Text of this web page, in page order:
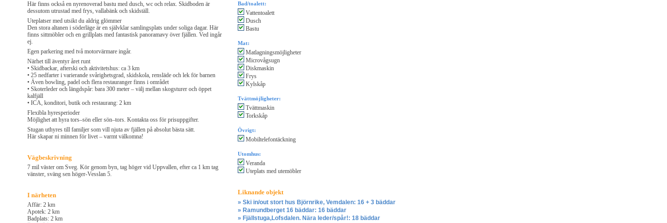
Här finns också en nyrenoverad bastu med dusch, wc och relax. Skidboden är
dessutom utrustad med frys, vallabänk och skidställ.
Uteplatser med utsikt du aldrig glömmer
Den stora altanen i söderläge är en självklar samlingsplats under soliga dagar. Här
finns sittmöbler och en grillplats med fantastisk panoramavy över fjällen. Ved ingår
ej.
Egen parkering med två motorvärmare ingår.
Närhet till äventyr året runt
• Skidbackar, afterski och aktivitetshus: ca 3 km
• 25 nedfarter i varierande svårighetsgrad, skidskola, rensläde och lek för barnen
• Även bowling, padel och flera restauranger finns i området
• Skoterleder och längdspår: bara 300 meter – välj mellan skogsturer och öppet
kalfjäll
• ICA, konditori, butik och restaurang: 2 km
Flexibla hyresperioder
Möjlighet att hyra tors–sön eller sön–tors. Kontakta oss för prisuppgifter.
Stugan uthyres till familjer som vill njuta av fjällen på absolut bästa sätt.
Här skapar ni minnen för livet – varmt välkomna!
Vägbeskrivning
7 mil väster om Sveg. Kör genom byn, tag höger vid Uppvallen, efter ca 1 km tag
vänster, sväng sen höger-Vesslan 5.
I närheten
Affär: 2 km
Apotek: 2 km
Badplats: 2 km
Bad/toalett:
Vattentoalett
Dusch
Bastu
Mat:
Matlagningsmöjligheter
Microvågsugn
Diskmaskin
Frys
Kylskåp
Tvättmöjligheter:
Tvättmaskin
Torkskåp
Övrigt:
Mobiltelefontäckning
Utomhus:
Veranda
Uteplats med utemöbler
Liknande objekt
» Ski in/out stort hus Björnrike, Vemdalen: 16 + 3 bäddar
» Ramundberget 16 bäddar: 16 bäddar
» Fjällstuga,Lofsdalen. Nära leder/spår!: 18 bäddar